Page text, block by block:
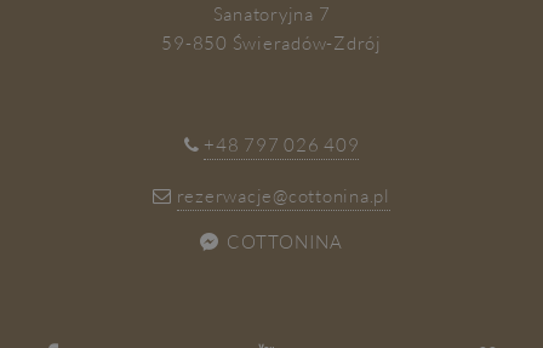
Sanatoryjna 7
59-850 Świeradów-Zdrój
+48 797 026 409
rezerwacje@cottonina.pl
COTTONINA